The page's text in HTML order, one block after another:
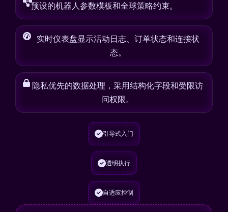
预设的机器人参数模板和全球策略约束。
实时仪表盘显示活动日志、订单状态和连接状
态。
隐私优先的数据处理，采用结构化字段和受限访
问权限。
引导式入门
透明执行
自适应控制